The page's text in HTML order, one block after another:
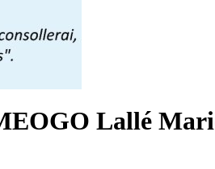
Lallé